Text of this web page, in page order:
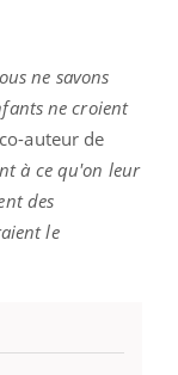
ne savons
ne croient
auteur de
à ce qu'on leur
des
le